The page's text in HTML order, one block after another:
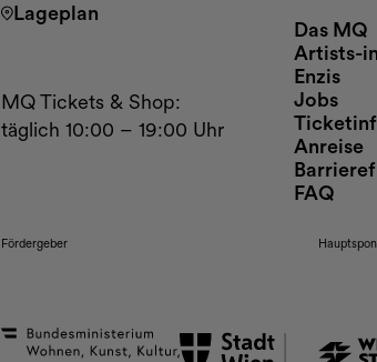
Lageplan
MQ Tickets & Shop:
täglich 10:00 – 19:00 Uhr
Das MQ
Artists-
Enzis
Jobs
Anreise
FAQ
Fördergeber